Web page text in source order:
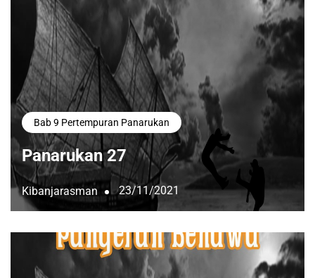
Bab 9 Pertempuran Panarukan
Panarukan 27
Kibanjarasman 23/11/2021